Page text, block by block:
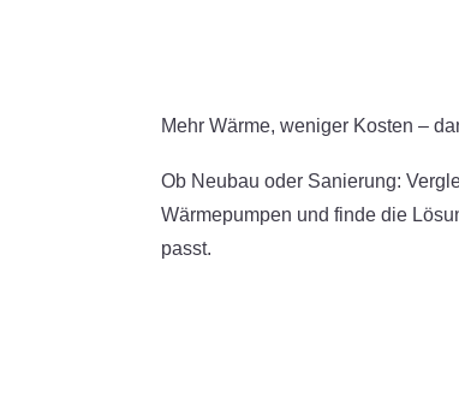
Mehr Wärme, weniger Kosten –
Ob Neubau oder Sanierung:
Wärmepumpen und finde die
passt.